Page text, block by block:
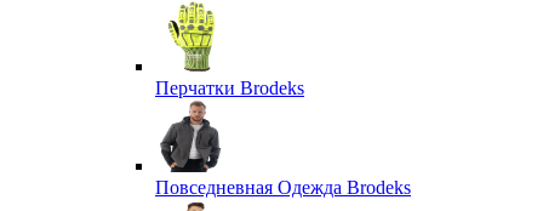
Перчатки Brodeks
Повседневная Одежда Brodeks